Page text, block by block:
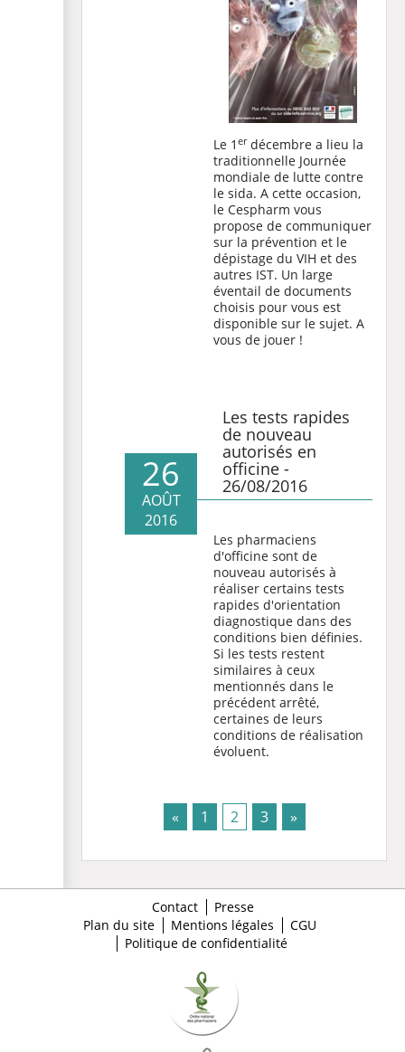
Le 1 erdécembre a lieu la
traditionnelle Journée
mondiale de lutte contre
le sida. A cette occasion,
le Cespharm vous
propose de communiquer
sur la prévention et le
dépistage du VIH et des
autres IST. Un large
éventail de documents
choisis pour vous est
disponible sur le sujet. A
vous de jouer !
Les tests rapides
de nouveau
autorisés en
officine -
26/08/2016
26
AOÛT
2016
Les pharmaciens
d'officine sont de
nouveau autorisés à
réaliser certains tests
rapides d'orientation
diagnostique dans des
conditions bien définies.
Si les tests restent
similaires à ceux
mentionnés dans le
précédent arrêté,
certaines de leurs
conditions de réalisation
évoluent.
« 1 2(current)
3 »
Contact
Presse
Plan du site
Mentions légales
CGU
Politique de confidentialité